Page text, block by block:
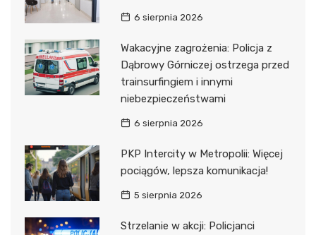
6 sierpnia 2026
Wakacyjne zagrożenia: Policja z
Dąbrowy Górniczej ostrzega przed
trainsurfingiem i innymi
niebezpieczeństwami
6 sierpnia 2026
PKP Intercity w Metropolii: Więcej
pociągów, lepsza komunikacja!
5 sierpnia 2026
Strzelanie w akcji: Policjanci